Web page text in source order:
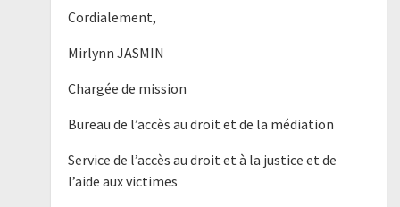
Cordialement,
Mirlynn JASMIN
Chargée de mission
Bureau de l’accès au droit et de la médiation
Service de l’accès au droit et à la justice et de
l’aide aux victimes